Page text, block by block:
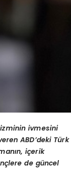
ivmesini
ABD’deki Türk
içerik
de güncel